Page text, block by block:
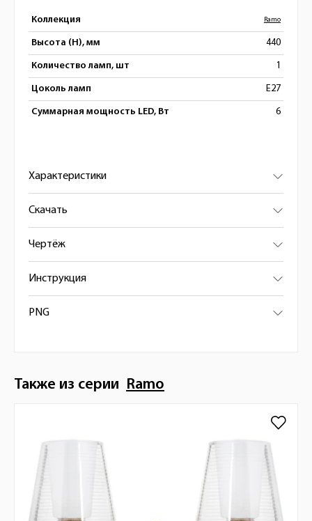
Коллекция Ramo
Высота (H), мм 440
Количество ламп, шт 1
Цоколь ламп E27
Суммарная мощность LED, Вт 6
Характеристики
Скачать
Чертёж
Инструкция
PNG
Также из серии Ramo